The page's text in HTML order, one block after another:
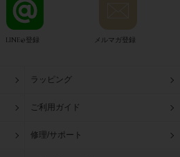
LINE@登録 メルマガ登録
ラッピング
ご利用ガイド
修理/サポート